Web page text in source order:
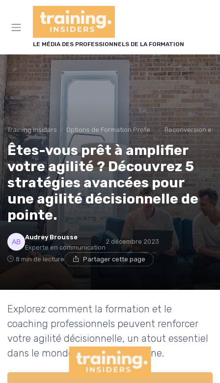
LE MÉDIA DES PROFESSIONNELS DE LA FORMATION
Training Insiders Options de Formation Professionnelle Reconversion et
Êtes-vous prêt à amplifier
votre agilité ? Découvrez 5
stratégies avancées pour
une agilité décisionnelle de
pointe.
Audrey Brousse
Experte en communication
2 décembre 2023
8 min de lecture Partager cette page
Explorez comment la formation et le
coaching professionnels peuvent renforcer
votre agilité décisionnelle, un atout essentiel
dans le monde du travail moderne.
Panneau de gestion des cookies